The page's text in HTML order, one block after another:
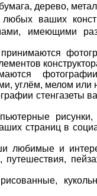
дерево,
ваших
имеющими
углём, мелом или
стенгазеты
рисунки,
страниц в
любимые и